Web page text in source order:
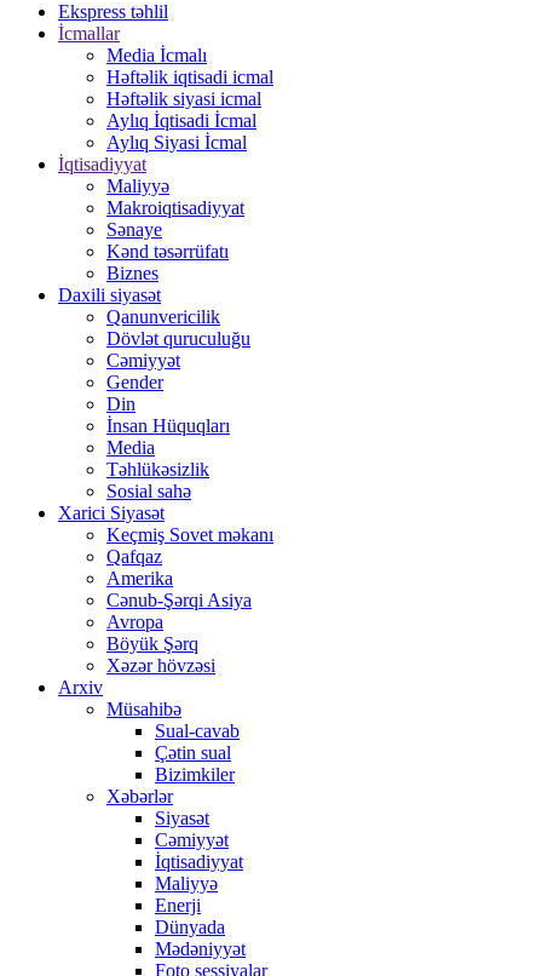
Ekspress təhlil
İcmallar
Media İcmalı
Həftəlik iqtisadi icmal
Həftəlik siyasi icmal
Aylıq İqtisadi İcmal
Aylıq Siyasi İcmal
İqtisadiyyat
Maliyyə
Makroiqtisadiyyat
Sənaye
Kənd təsərrüfatı
Biznes
Daxili siyasət
Qanunvericilik
Dövlət quruculuğu
Cəmiyyət
Gender
Din
İnsan Hüquqları
Media
Təhlükəsizlik
Sosial sahə
Xarici Siyasət
Keçmiş Sovet məkanı
Qafqaz
Amerika
Cənub-Şərqi Asiya
Avropa
Böyük Şərq
Xəzər hövzəsi
Arxiv
Müsahibə
Sual-cavab
Çətin sual
Bizimkiler
Xəbərlər
Siyasət
Cəmiyyət
İqtisadiyyat
Maliyyə
Enerji
Dünyada
Mədəniyyət
Foto sessiyalar